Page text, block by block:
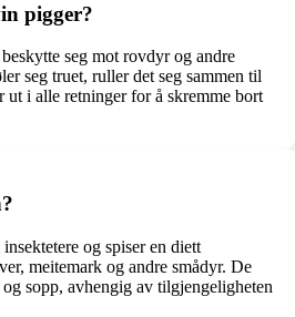
pigger?
seg mot rovdyr og andre
seg truet, ruller det seg sammen til
ut i alle retninger for å skremme bort
og spiser en diett
meitemark og andre smådyr. De
sopp, avhengig av tilgjengeligheten